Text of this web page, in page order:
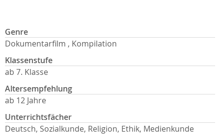
Genre
Dokumentarfilm , Kompilation
Klassenstufe
ab 7. Klasse
Altersempfehlung
ab 12 Jahre
Unterrichtsfächer
Deutsch, Sozialkunde, Religion, Ethik, Medienkunde